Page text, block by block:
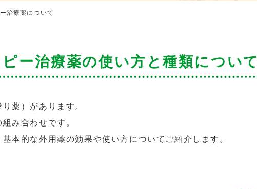
治療薬について
ー治療薬の使い方と種類について
薬）があります。
み合わせです。
本的な外用薬の効果や使い方についてご紹介します。